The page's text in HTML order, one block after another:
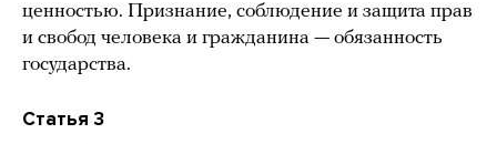
ценностью. Признание, соблюдение и защита прав
и свобод человека и гражданина — обязанность
государства.
Статья 3